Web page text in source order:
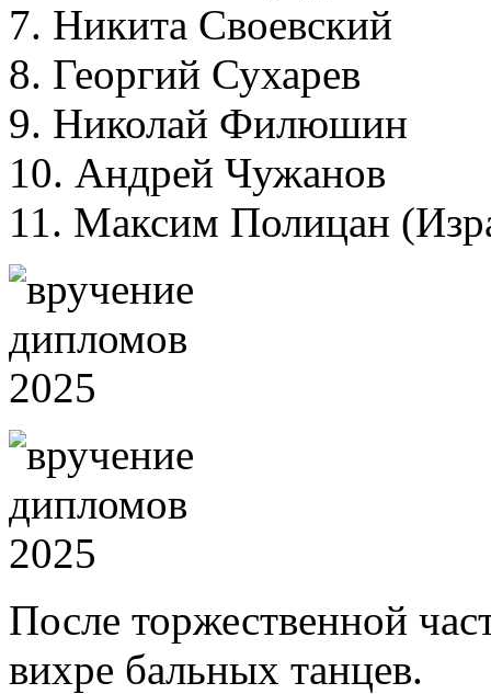
7. Никита Своевский
8. Георгий Сухарев
9. Николай Филюшин
10. Андрей Чужанов
11. Максим Полицан
После торжественной
вихре бальных танцев.